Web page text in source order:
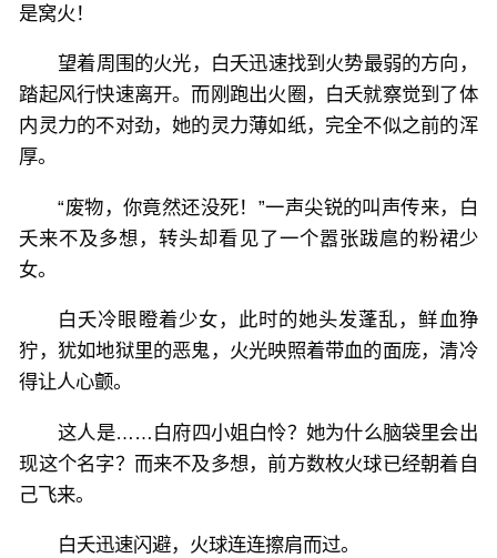
是窝火！
望着周围的火光，白夭迅速找到火势最弱的方向，
踏起风行快速离开。而刚跑出火圈，白夭就察觉到了体
内灵力的不对劲，她的灵力薄如纸，完全不似之前的浑
厚。
“废物，你竟然还没死！”一声尖锐的叫声传来，白
夭来不及多想，转头却看见了一个嚣张跋扈的粉裙少
女。
白夭冷眼瞪着少女，此时的她头发蓬乱，鲜血狰
狞，犹如地狱里的恶鬼，火光映照着带血的面庞，清冷
得让人心颤。
这人是……白府四小姐白怜？她为什么脑袋里会出
现这个名字？而来不及多想，前方数枚火球已经朝着自
己飞来。
白夭迅速闪避，火球连连擦肩而过。